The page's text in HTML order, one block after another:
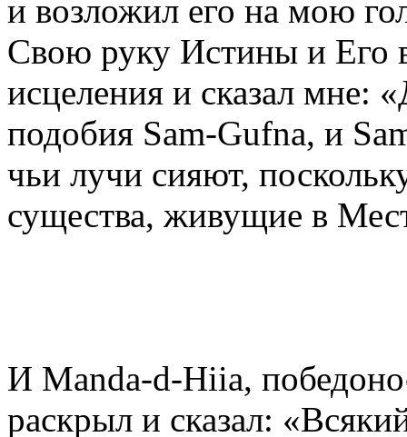
и возложил его на мою
Свою руку Истины и Его
исцеления и сказал мне:
подобия Sam-Gufna, и
чьи лучи сияют,
существа, живущие в
И Manda-d-Hiia,
раскрыл и сказал: